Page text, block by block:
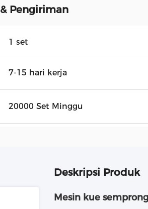
Pengiriman
1 set
7-15 hari kerja
20000 Set Minggu
Deskripsi Produk
Mesin kue